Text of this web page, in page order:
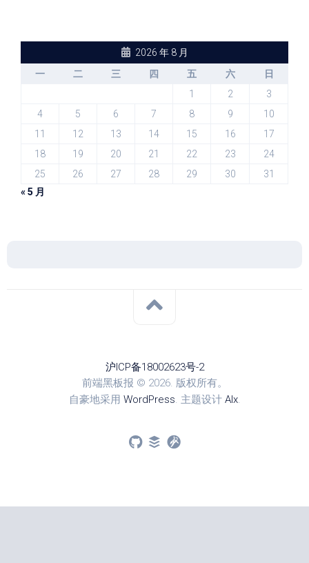
2026 年 8 月
一
二 三 四 五 六
日
1
2
3
4
5 6 7 8 9
10
11
12 13 14 15 16
17
18
19 20 21 22 23
24
25
26 27 28 29 30
31
« 5 月
沪ICP备18002623号-2
前端黑板报 © 2026. 版权所有。
自豪地采用 WordPress. 主题设计 Alx.